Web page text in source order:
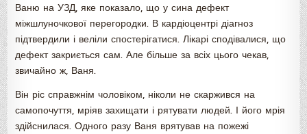
Ваню на УЗД, яке показало, що у сина дефект
міжшлуночкової перегородки. В кардіоцентрі діагноз
підтвердили і веліли спостерігатися. Лікарі сподівалися, що
дефект закриється сам. Але більше за всіх цього чекав,
звичайно ж, Ваня.
Він ріс справжнім чоловіком, ніколи не скаржився на
самопочуття, мріяв захищати і рятувати людей. І його мрія
здійснилася. Одного разу Ваня врятував на пожежі